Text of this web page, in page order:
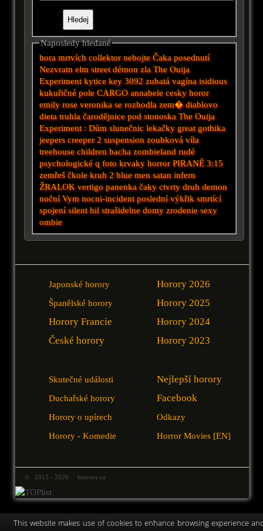
Naposledy hledané
hora mrtvích collektor nebojte Čaka posednutí
Nezvratn elm street démon zla The Ouija
Experiment kytice key 3092 zubatá vagína isidious
kukuřičné pole CARGO annabele cesky horor
emily rose veronika se rozhodla zem� diablovo
dieta truhla čarodějnice podstonoska The Ouija
Experiment :Dům slunečnic lekačky greatgothika
jeepers creeper 2 suspension zoubková víla
treehouse children bacha zombieland rudé
psychologické q foto krvaky horror PIRANĚ 3:15
zemřeš čkole kruh 2 blue men satan infern
ŽRALOK vertigo panenka čaky ctvrty druh demon
nočníVym nocni-incident poslední výkřik smrtící
spojení silent hil strašidelne domy zrodenie sexy
ombie
Japonské horory
Španělské horory
Horory Francie
České horory
Horory 2026
Horory 2025
Horory 2024
Horory 2023
Skutečné události
Duchařské horory
Horory o upírech
Horory - Komedie
Nejlepší horory
Facebook
Odkazy
Horror Movies [EN]
© 2013 - 2026 horrory.cz
This website makes use of cookies to enhance browsing experience